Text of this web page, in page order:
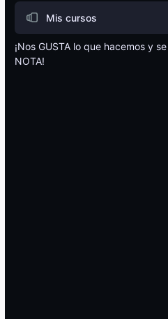
Mis cursos
¡Nos GUSTA lo que hacemos y se
NOTA!